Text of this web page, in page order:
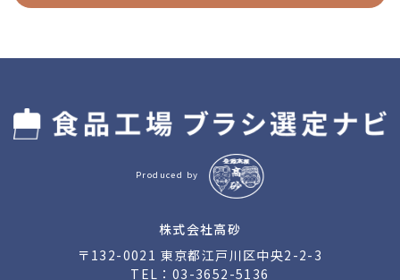
Produced by
株式会社高砂
〒132-0021 東京都江戸川区中央2-2-3
TEL： 03-3652-5136